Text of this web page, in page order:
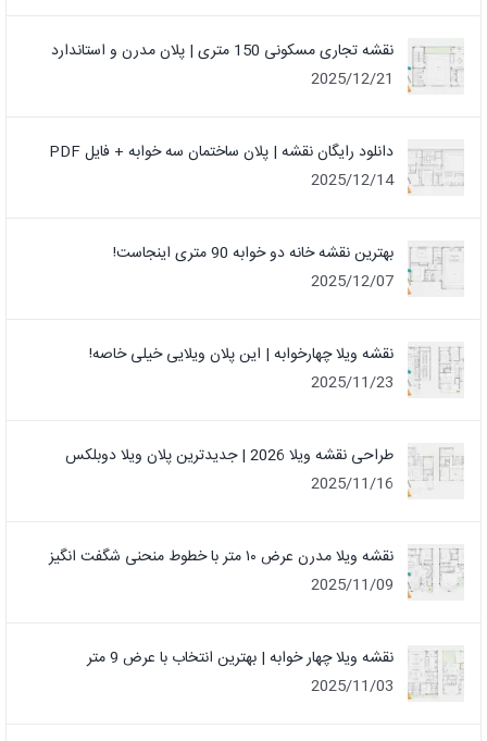
نقشه تجاری مسکونی 150 متری | پلان مدرن و استاندارد
2025/12/21
دانلود رایگان نقشه | پلان ساختمان سه خوابه + فایل PDF
2025/12/14
بهترین نقشه خانه دو خوابه 90 متری اینجاست!
2025/12/07
نقشه ویلا چهارخوابه | این پلان ویلایی خیلی خاصه!
2025/11/23
طراحی نقشه ویلا 2026 | جدیدترین پلان ویلا دوبلکس
2025/11/16
نقشه ویلا مدرن عرض ۱۰ متر با خطوط منحنی شگفت انگیز
2025/11/09
نقشه ویلا چهار خوابه | بهترین انتخاب با عرض 9 متر
2025/11/03